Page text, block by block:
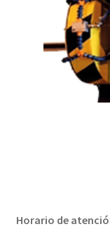
Horario de